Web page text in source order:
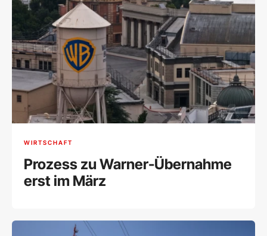
WIRTSCHAFT
Prozess zu Warner-Übernahme
erst im März